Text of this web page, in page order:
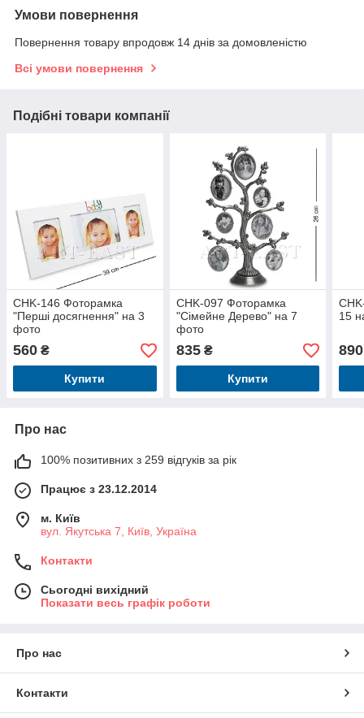
Умови повернення
Повернення товару впродовж 14 днів за домовленістю
Всі умови повернення
Подібні товари компанії
CHK-146 Фоторамка
"Перші досягнення" на 3
фото
560 ₴
Купити
CHK-097 Фоторамка
"Сімейне Дерево" на 7
фото
835₴
Купити
15
890
Про нас
100% позитивних з 259 відгуків за рік
Працює з 23.12.2014
м. Київ
вул. Якутська 7, Київ, Україна
Контакти
Сьогодні вихідний
Показати весь графік роботи
Про нас
Контакти